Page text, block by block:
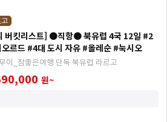
고
버킷리스트] ●직항● 북유럽 4국 12일 #2
오르드 #4대 도시 자유 #올레순 #눅시오
이_참좋은여행 단독 북유럽 라르고
원~